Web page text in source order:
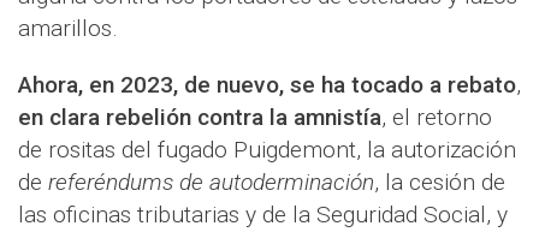
amarillos.
Ahora, en 2023, de nuevo, se ha tocado a rebato,
en clara rebelión contra la amnistía, el retorno
de rositas del fugado Puigdemont, la autorización
de referéndums de autoderminación, la cesión de
las oficinas tributarias y de la Seguridad Social, y